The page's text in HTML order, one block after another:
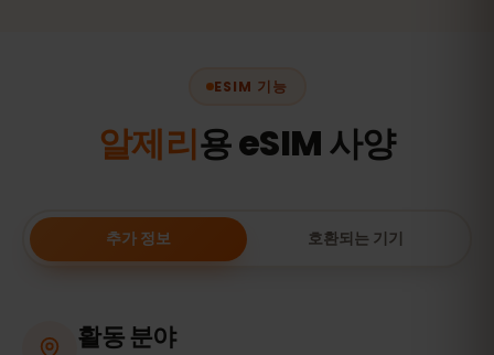
ESIM 기능
알제리용 eSIM 사양
추가 정보 호환되는 기기
활동 분야